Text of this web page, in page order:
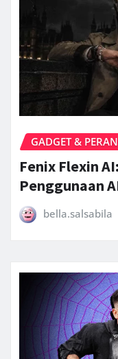
GADGET &
Fenix Flexin
Penggunaan
bella.salsabila